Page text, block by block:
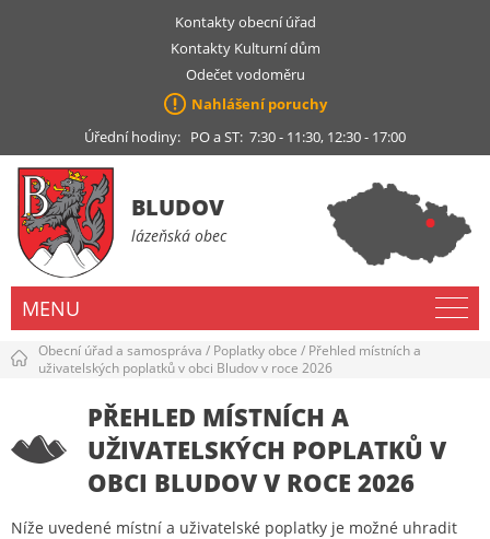
Kontakty obecní úřad
Kontakty Kulturní dům
Odečet vodoměru
Nahlášení poruchy
Úřední hodiny: PO a ST: 7:30 - 11:30, 12:30 - 17:00
BLUDOV
lázeňská obec
MENU
Obecní úřad a samospráva / Poplatky obce / Přehled místních a
uživatelských poplatků v obci Bludov v roce 2026
PŘEHLED MÍSTNÍCH A
UŽIVATELSKÝCH POPLATKŮ V
OBCI BLUDOV V ROCE 2026
Níže uvedené místní a uživatelské poplatky je možné uhradit